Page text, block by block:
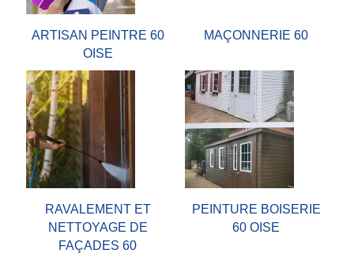
ARTISAN PEINTRE 60
OISE
MAÇONNERIE 60
RAVALEMENT ET
NETTOYAGE DE
FAÇADES 60
PEINTURE BOISERIE
60 OISE